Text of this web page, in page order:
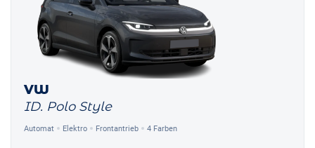
VW
ID. Polo Style
Automat Elektro Frontantrieb 4 Farben